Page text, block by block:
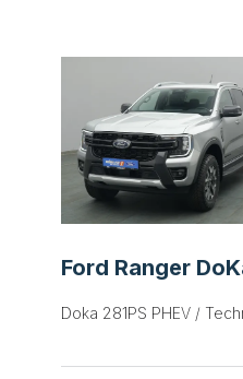
Ford Ranger
Doka 281PS PHEV /